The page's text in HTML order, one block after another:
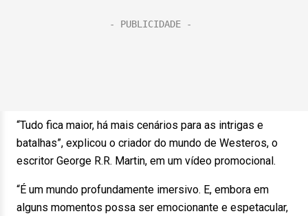
“Tudo fica maior, há mais cenários para as intrigas e
batalhas”, explicou o criador do mundo de Westeros, o
escritor George R.R. Martin, em um vídeo promocional.
“É um mundo profundamente imersivo. E, embora em
alguns momentos possa ser emocionante e espetacular,